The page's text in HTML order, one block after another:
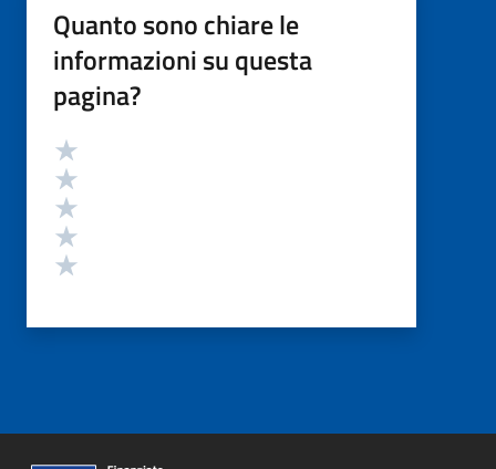
Quanto sono chiare le
informazioni su questa
pagina?
Valutazione